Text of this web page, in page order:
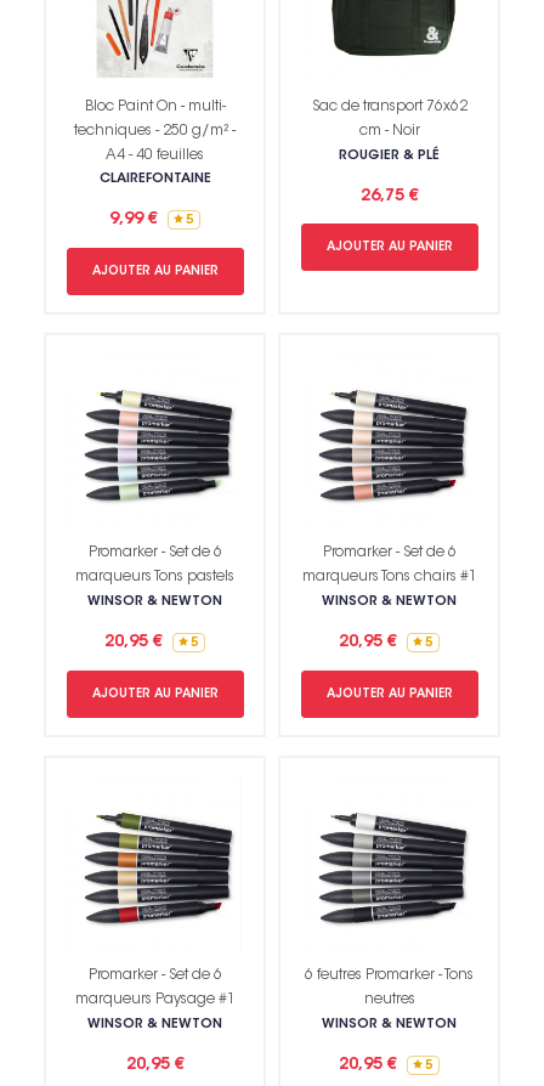
Bloc Paint On - multi-
techniques - 250 g/m² -
A4 - 40 feuilles
CLAIREFONTAINE
9,99 € 5
AJOUTER AU PANIER
Sac de transport 76x62
cm - Noir
ROUGIER & PLÉ
26,75 €
AJOUTER AU PANIER
Promarker - Set de 6
marqueurs Tons pastels
WINSOR & NEWTON
20,95 € 5
AJOUTER AU PANIER
Promarker - Set de 6
marqueurs Tons chairs #1
WINSOR & NEWTON
20,95 € 5
AJOUTER AU PANIER
Promarker - Set de 6
marqueurs Paysage #1
WINSOR & NEWTON
20,95 €
6 feutres Promarker - Tons
neutres
WINSOR & NEWTON
20,95 € 5